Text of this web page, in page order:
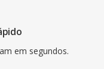
em segundos.